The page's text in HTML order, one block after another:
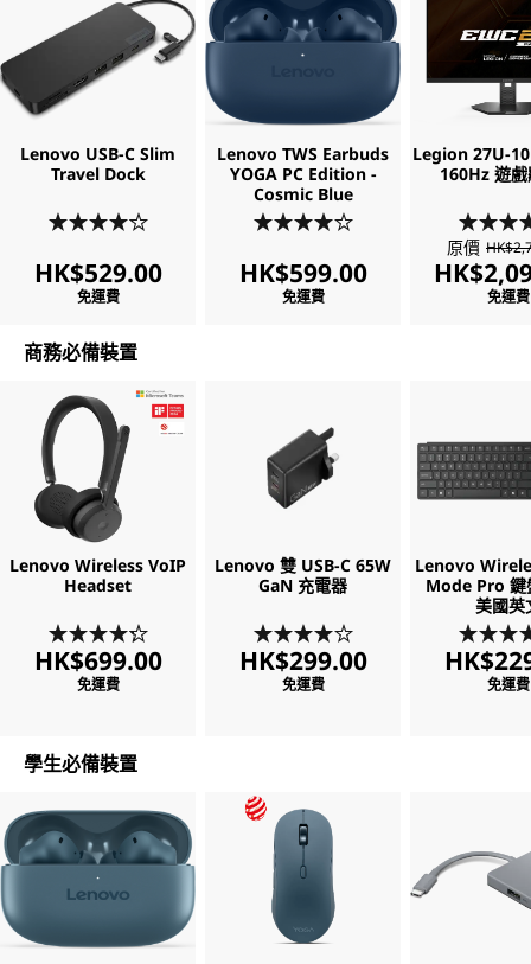
i
e
r
Lenovo USB-C Slim
Travel Dock
HK$529.00
免運費
Lenovo TWS Earbuds
YOGA PC Edition -
Cosmic Blue
HK$599.00
免運費
Legion 27U-
160Hz 遊
原價
免運費
商務必備裝置
Lenovo Wireless VoIP
Headset
HK$699.00
免運費
Lenovo 雙 USB-C 65W
GaN 充電器
HK$299.00
免運費
Lenovo
Mode Pro 鍵
美國英
免運費
學生必備裝置